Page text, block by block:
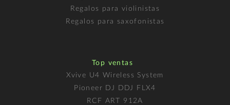
Regalos para violinistas
Regalos para saxofonistas
Top ventas
Xvive U4 Wireless System
Pioneer DJ DDJ FLX4
RCF ART 912A